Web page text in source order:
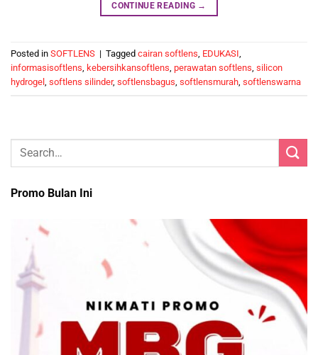
CONTINUE READING →
Posted in SOFTLENS | Tagged cairan softlens EDUKASI
informasisoftlens kebersihkansoftlens perawatan softlens silicon
hydrogel softlens silinder, softlensbagus softlensmurah softlenswarna
Promo Bulan Ini